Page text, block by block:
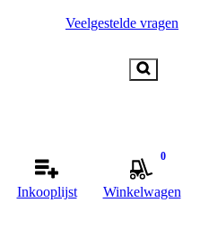
Veelgestelde vragen
Inkooplijst
0
Winkelwagen